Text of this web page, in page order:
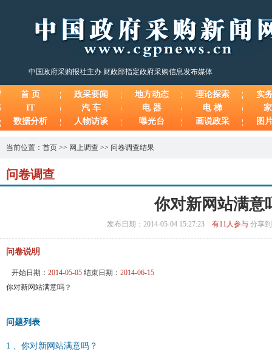
中国政府采购报社主办 财政部指定政府采购信息发布媒体
首 页 政采要闻 地方动态 理论探索
实
IT
汽 车 电 器 电 梯
数据分析
人物访谈 曝光台 画说政采 图
当前位置： 首页 >> 网上调查 >> 问卷调查结果
问卷调查
你对新网站满意
发布日期：2014-05-04 15:27:23 有11人参与 分享
问卷说明
开始日期： 2014-05-05 结束日期： 2014-06-15
你对新网站满意吗？
问题列表
1 、你对新网站满意吗？